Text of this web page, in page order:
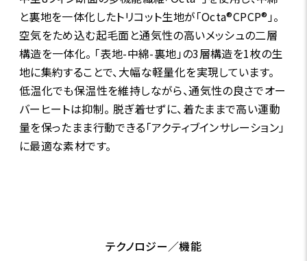
と裏地を一体化したトリコット生地が「Octa®CPCP®」。
空気をため込む起毛面と通気性の高いメッシュの二層
構造を一体化。 「表地-中綿-裏地」の3層構造を1枚の生
地に集約することで、大幅な軽量化を実現しています。
低温化でも保温性を維持しながら、通気性の良さでオー
バーヒートは抑制。 脱ぎ着せずに、着たままで高い運動
量を保ったまま行動できる「アクティブインサレーション」
に最適な素材です。
テクノロジー／機能